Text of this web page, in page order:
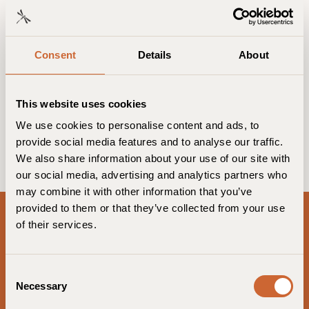
Consent Details About
This website uses cookies
We use cookies to personalise content and ads, to
provide social media features and to analyse our traffic.
We also share information about your use of our site with
our social media, advertising and analytics partners who
may combine it with other information that you’ve
provided to them or that they’ve collected from your use
of their services.
Necessary
Axel Guldsmeden